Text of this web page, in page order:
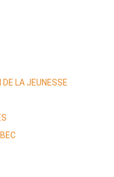
LA JEUNESSE